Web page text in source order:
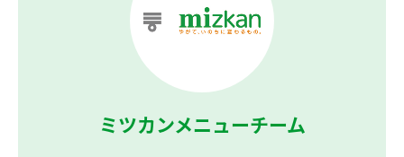
ミツカンメニューチーム